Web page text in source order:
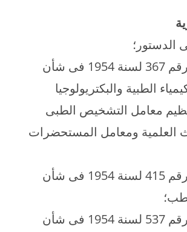
الدستور؛
وعلى القانون رقم 367 لسنة 1954 فى شأن
الطبية والبكتريولوجيا
معامل التشخيص الطبى
العلمية ومعامل المستحضرات
وعلى القانون رقم 415 لسنة 1954 فى شأن
وعلى القانون رقم 537 لسنة 1954 فى شأن